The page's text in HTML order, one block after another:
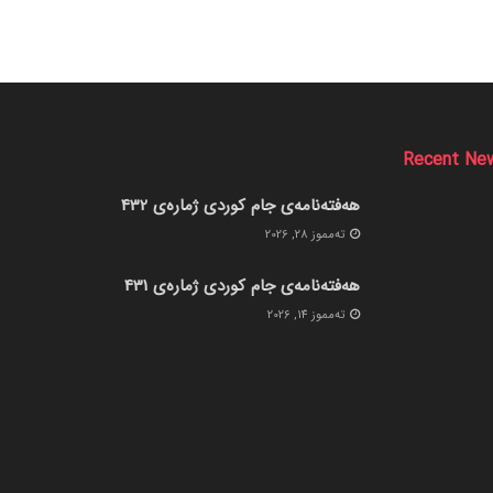
Recent
هەفتەنامەی جام کوردی ژمارەی 432
ته‌مموز 28, 2026
هەفتەنامەی جام کوردی ژمارەی 431
ته‌مموز 14, 2026